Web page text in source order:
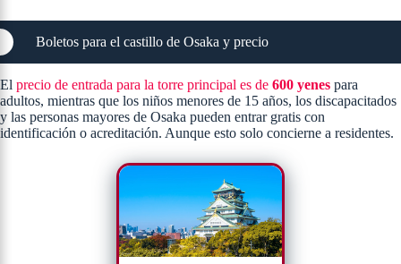
Boletos para el castillo de Osaka y precio
El precio de entrada para la torre principal es de 600 yenes para
adultos, mientras que los niños menores de 15 años, los discapacitados
y las personas mayores de Osaka pueden entrar gratis con
identificación o acreditación​. Aunque esto solo concierne a residentes.